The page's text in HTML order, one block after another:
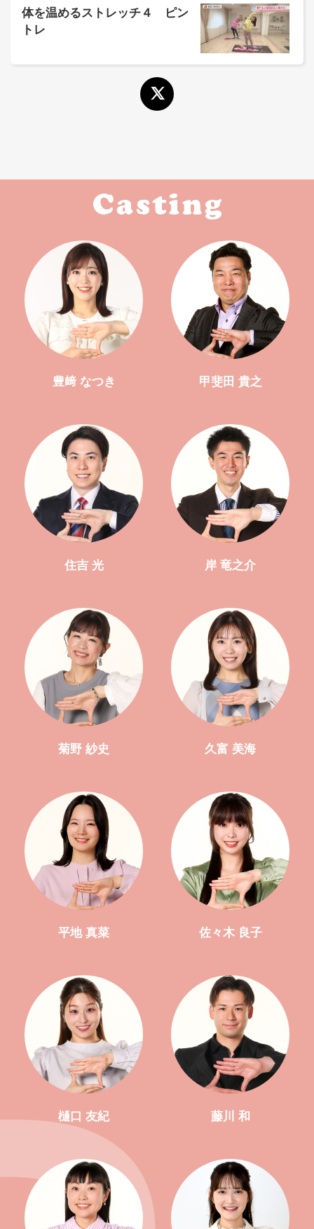
体を温めるストレッチ４ ピン
トレ
豊﨑 なつき 甲斐田 貴之
住吉 光 岸 竜之介
菊野 紗史 久富 美海
平地 真菜 佐々木 良子
樋口 友紀 藤川 和